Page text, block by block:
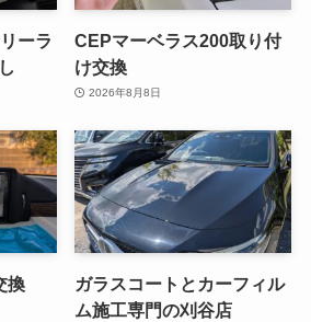
ーラ
CEPマーベラス200取り付
け交換
2026年8月8日
換
ガラスコートとカーフィル
ム施工専門の刈谷店